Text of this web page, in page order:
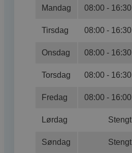
Mandag
08:00 - 16:30
Tirsdag 08:00 - 16:30
Onsdag 08:00 - 16:30
Torsdag 08:00 - 16:30
Fredag 08:00 - 16:00
Lørdag Stengt
Søndag
Stengt